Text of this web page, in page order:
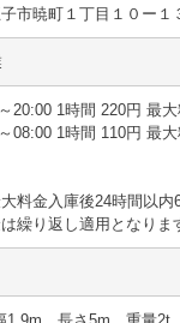
市暁町１丁目１０ー１
20:00 1時間 220円 最
08:00 1時間 110円 最
大料金入庫後24時間以内
繰り返し適用となりま